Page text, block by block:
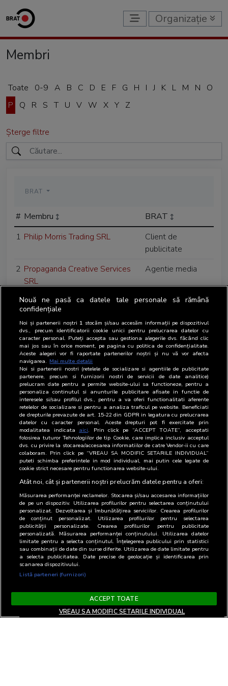
Organizație
Membri
Toate 0-9 A B C D E F G H I J K L M N
O
P
Q R S T U V W X Y Z
Șterge filtre
BRAT
# Membru
BRAT
1 Philip Morris Trading SRL
Client de
publicitate
2 Propaganda Creative Services
SRL
Agentie media
3 Publicis Groupe Media Bucharest
SA
Agentie media
4 Patriarhia Romana - Ziarul
Lumina
Editor
5 Phoenix Media SRL
Companie de
outdoor
6 Press Media Electronic SRL
Editor web
7 Pro TV SRL
Editor web
8 Project Agora Media Technology
SRL
Tert interesat
Nouă ne pasă ca datele tale personale să rămână
confidențiale
Noi și partenerii noștri 1 stocăm și/sau accesăm informații pe dispozitivul
dvs., precum identificatorii cookie unici pentru prelucrarea datelor cu
caracter personal. Puteți accepta sau gestiona alegerile dvs. făcând clic
mai jos sau în orice moment, pe pagina cu politica de confidențialitate.
Aceste alegeri vor fi raportate partenerilor noștri și nu vă vor afecta
navigarea. Mai multe detalii
Noi si partenerii nostri (retelele de socializare si agentiile de publicitate
partenere, precum si furnizorii nostri de servicii de date analitice)
prelucram date pentru a permite website-ului sa functioneze, pentru a
personaliza continutul si anunturile publicitare afisate in functie de
interesele si/sau profilul dvs., pentru a va oferi functionalitati aferente
retelelor de socializare si pentru a analiza traficul pe website. Beneficiati
de drepturile prevazute de art. 15-22 din GDPR in legatura cu prelucrarea
datelor cu caracter personal. Aceste drepturi pot fi exercitate prin
modalitatea indicata aici. Prin click pe “ACCEPT TOATE”, acceptati
folosirea tuturor Tehnologiilor de tip Cookie, care implica inclusiv acceptul
dvs. cu privire la stocarea/accesarea informatiilor de catre Vendor-ii cu care
colaboram. Prin click pe “VREAU SA MODIFIC SETARILE INDIVIDUAL”
puteti schimba preferintele in mod individual, mai putin cele legate de
cookie strict necesare pentru functionarea website-ului.
Atât noi, cât și partenerii noștri prelucrăm datele pentru a oferi:
Măsurarea performanței reclamelor. Stocarea și/sau accesarea informațiilor
de pe un dispozitiv. Utilizarea profilurilor pentru selectarea conținutului
personalizat. Dezvoltarea și îmbunătățirea serviciilor. Crearea profilurilor
de conținut personalizat. Utilizarea profilurilor pentru selectarea
publicității personalizate. Crearea profilurilor pentru publicitate
personalizată. Măsurarea performanței conținutului. Utilizarea datelor
limitate pentru a selecta conținutul. Înțelegerea publicului prin statistici
sau combinații de date din surse diferite. Utilizarea de date limitate pentru
a selecta publicitatea. Date precise de geolocație și identificarea prin
scanarea dispozitivului.
Listă parteneri (furnizori)
ACCEPT TOATE
VREAU SA MODIFIC SETARILE INDIVIDUAL